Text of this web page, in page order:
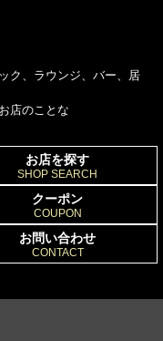
ク、ラウンジ、バー、居
店のことな
お店を探す
SHOP SEARCH
クーポン
COUPON
お問い合わせ
CONTACT